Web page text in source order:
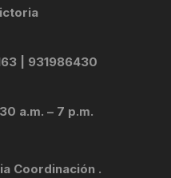
| 931986430
a.m. – 7 p.m.
Coordinación .